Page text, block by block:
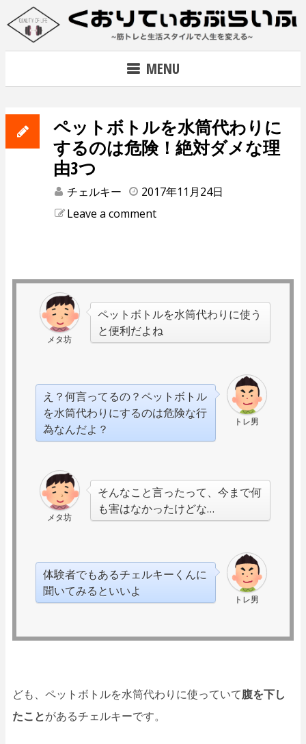
Skip
MENU
ペットボトルを水筒代わりに
するのは危険！絶対ダメな理
由3つ
チェルキー
2017年11月24日
Leave a comment
メタ坊
ペットボトルを水筒代わりに使う
と便利だよね
トレ男
え？何言ってるの？ペットボトル
を水筒代わりにするのは危険な行
為なんだよ？
メタ坊
そんなこと言ったって、今まで何
も害はなかったけどな…
トレ男
体験者でもあるチェルキーくんに
聞いてみるといいよ
ども、ペットボトルを水筒代わりに使っていて腹を下し
たことがあるチェルキーです。